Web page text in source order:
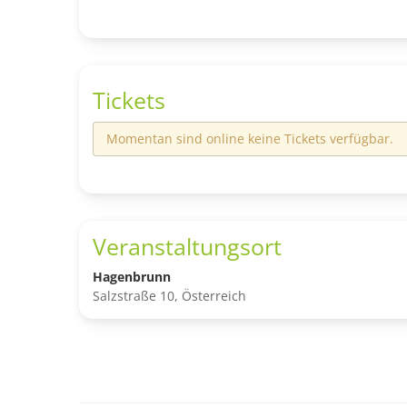
Tickets
Momentan sind online keine Tickets verfügbar.
Veranstaltungsort
Hagenbrunn
Salzstraße 10, Österreich